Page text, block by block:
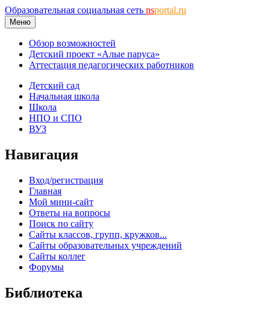
Образовательная социальная сеть nsportal.ru
Меню
Обзор возможностей
Детский проект «Алые паруса»
Аттестация педагогических работников
Детский сад
Начальная школа
Школа
НПО и СПО
ВУЗ
Навигация
Вход/регистрация
Главная
Мой мини-сайт
Ответы на вопросы
Поиск по сайту
Сайты классов, групп, кружков...
Сайты образовательных учреждений
Сайты коллег
Форумы
Библиотека